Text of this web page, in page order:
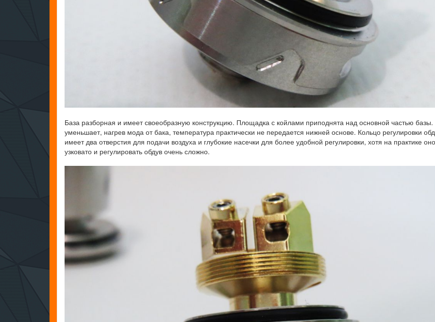
База разборная и имеет своеобразную конструкцию. Площадка с койлами приподнята над основной частью
уменьшает, нагрев мода от бака, температура практически не передается нижней основе. Кольцо регулировки
имеет два отверстия для подачи воздуха и глубокие насечки для более удобной регулировки, хотя на практике оно
узковато и регулировать обдув очень сложно.